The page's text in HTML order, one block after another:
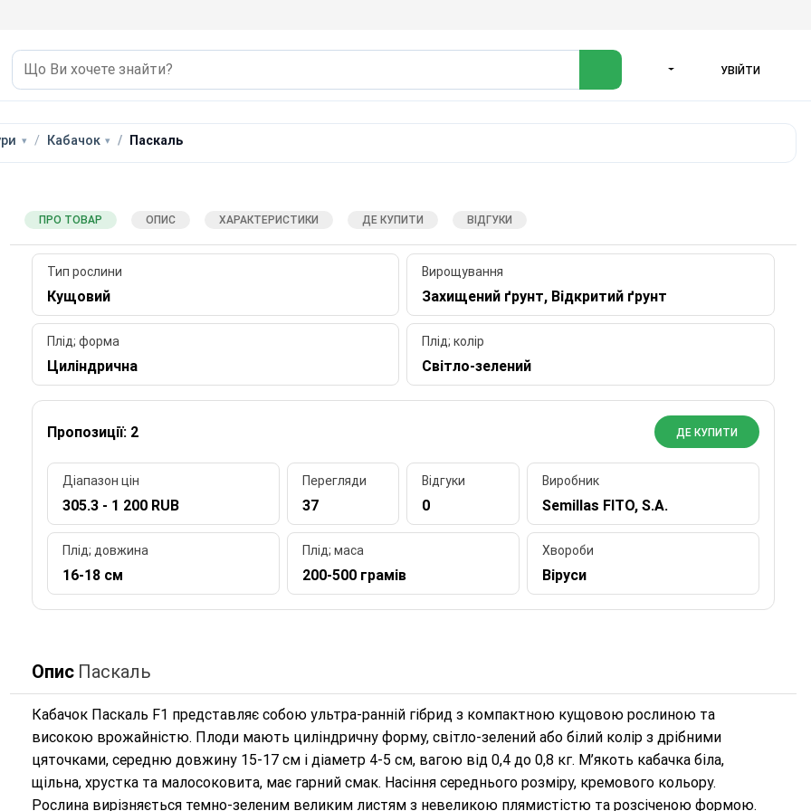
УВІЙТИ
Кабачок Паскаль
ПРО ТОВАР ОПИС ХАРАКТЕРИСТИКИ ДЕ КУПИТИ ВІДГУКИ
Тип рослини
Кущовий
Вирощування
Захищений ґрунт, Відкритий ґрунт
Плід; форма
Циліндрична
Плід; колір
Світло-зелений
Пропозиції: 2 ДЕ КУПИТИ
Діапазон цін
305.3 - 1 200 RUB
Перегляди
37
Відгуки
0
Виробник
Semillas FITO, S.A.
Плід; довжина
16-18 см
Плід; маса
200-500 грамів
Хвороби
Віруси
Опис Паскаль
Кабачок Паскаль F1 представляє собою ультра-ранній гібрид з компактною кущовою рослиною та
високою врожайністю. Плоди мають циліндричну форму, світло-зелений або білий колір з дрібними
цяточками, середню довжину 15-17 см і діаметр 4-5 см, вагою від 0,4 до 0,8 кг. М’якоть кабачка біла,
щільна, хрустка та малосоковита, має гарний смак. Насіння середнього розміру, кремового кольору.
Рослина вирізняється темно-зеленим великим листям з невеликою плямистістю та розсіченою формою.